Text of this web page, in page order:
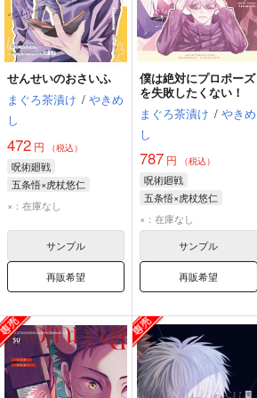
せんせいのおさいふ
まぐろ茶漬け / やきめ
し
472 円 （税込）
呪術廻戦
五条悟×虎杖悠仁
五条悟
虎杖悠仁
×：在庫なし
サンプル
再販希望
僕は絶対にプロポーズ
を失敗したくない！
まぐろ茶漬け / やきめ
し
787 円 （税込）
呪術廻戦
五条悟×虎杖悠仁
五条悟
虎杖悠仁
×：在庫なし
サンプル
再販希望